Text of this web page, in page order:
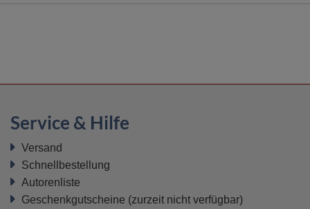
Service & Hilfe
Versand
Schnellbestellung
Autorenliste
Geschenkgutscheine (zurzeit nicht verfügbar)